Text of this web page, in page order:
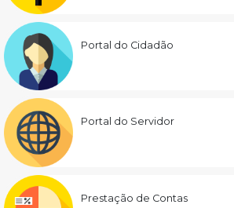
Portal do Cidadão
Portal do Servidor
Prestação de Contas